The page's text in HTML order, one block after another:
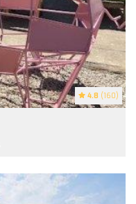
4.8 (160)